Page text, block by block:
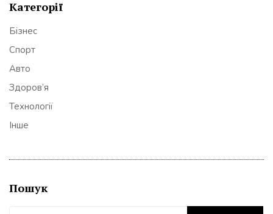
Категорії
Бізнес
Спорт
Авто
Здоров’я
Технології
Інше
Пошук